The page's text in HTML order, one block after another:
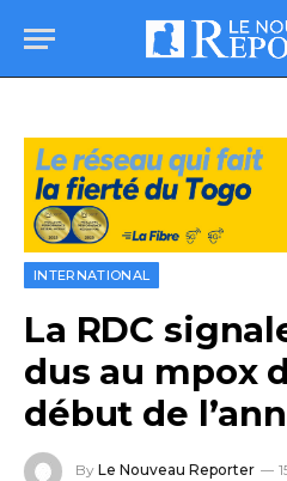
INTERNATIONAL
La RDC
dus au mpox
début de
By Le Nouveau Reporter